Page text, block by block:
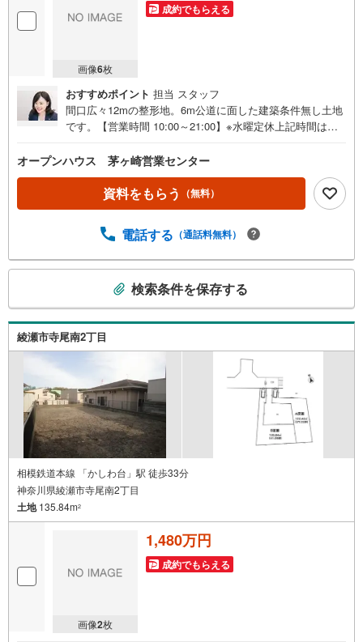
画像6枚
成約でもらえる
おすすめポイント 担当 スタッフ
間口広々12mの整形地。6m公道に面した建築条件無し土地
です。【営業時間 10:00～21:00】※水曜定休上記時間はお
ください！現地を見学される場合は「室内・現地を見学す
る（無料）」ボタンよりご希望の日時をご記入いただけま
すとスムーズにご案内が可能です。◎現地のご案内につい
て・平日や夜遅い時間帯もご案内が可能 ※定休日を除く・
す。・車でご自宅や最寄り駅等、ご指定の場所まで送迎し
相談会 無料物件のご紹介だけでなく住宅ローン・資金の
ご相談、まずは家探しについて話を聞きたいという方も大
歓迎です！年間8000棟以上の限定物件を発表しているオー
プンハウスだから出会える物件が多数ございます。ぜひお
気軽にご連絡・ご相談ください！※限定物件:当社のみ、も
しくは当社を含めた数社でのみご紹介可能なオープンハウ
ス・ディベロップメントの物件
オープンハウス 茅ヶ崎営業センター
資料をもらう （無料）
電話する （通話料無料）
検
索
条
受
け
取
る
・
を
検索条件を保存する
綾瀬市寺尾南2丁目
相模鉄道本線 「かしわ台」駅 徒歩33分
神奈川県綾瀬市寺尾南2丁目
土地135.84m2
画像2枚
1,480万円
成約でもらえる